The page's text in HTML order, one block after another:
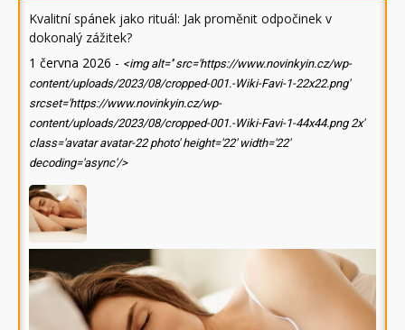
Kvalitní spánek jako rituál: Jak proměnit odpočinek v
dokonalý zážitek?
1 června 2026 - <img alt='' src='https://www.novinkyin.cz/wp-
content/uploads/2023/08/cropped-001.-Wiki-Favi-1-22x22.png'
srcset='https://www.novinkyin.cz/wp-
content/uploads/2023/08/cropped-001.-Wiki-Favi-1-44x44.png 2x'
class='avatar avatar-22 photo' height='22' width='22'
decoding='async'/>